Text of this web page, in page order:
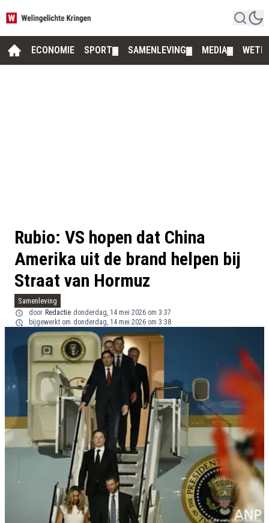
ECONOMIE SPORT SAMENLEVING MEDIA
Rubio: VS hopen dat China
Amerika uit de brand helpen bij
Straat van Hormuz
Samenleving
door Redactie donderdag, 14 mei 2026 om 3:37
bijgewerkt om donderdag, 14 mei 2026 om 3:38